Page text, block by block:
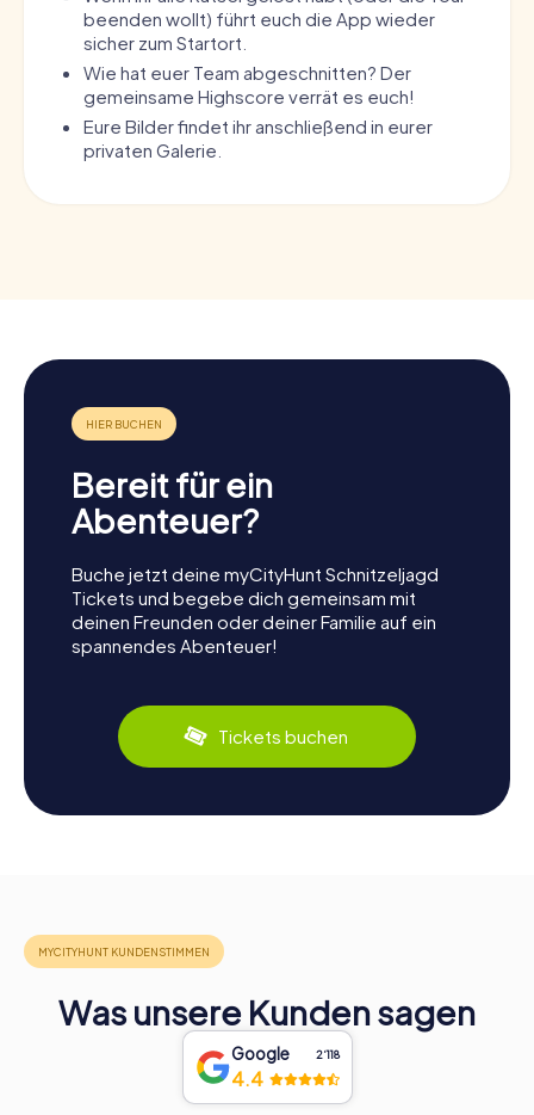
beenden wollt) führt euch die App wieder
sicher zum Startort.
Wie hat euer Team abgeschnitten? Der
gemeinsame Highscore verrät es euch!
Eure Bilder findet ihr anschließend in eurer
privaten Galerie.
Bereit für ein
Abenteuer?
Buche jetzt deine myCityHunt Schnitzeljagd
Tickets und begebe dich gemeinsam mit
deinen Freunden oder deiner Familie auf ein
spannendes Abenteuer!
Tickets buchen
Was unsere Kunden sagen
Google 2‘118
4.4